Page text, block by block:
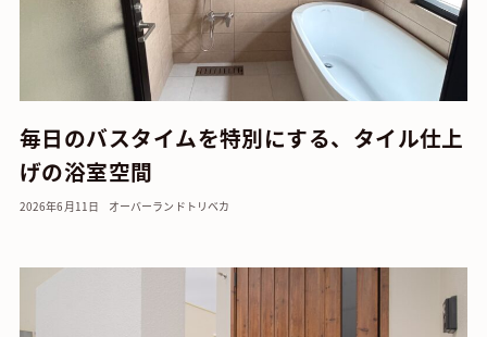
毎日のバスタイムを特別にする、タイル仕上
げの浴室空間
2026年6月11日 オーバーランド トリベカ